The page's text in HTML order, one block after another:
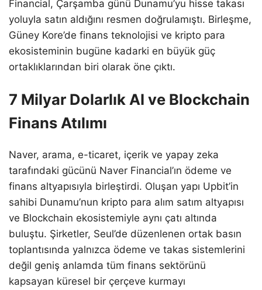
Financial, Çarşamba günü Dunamu’yu hisse takası
yoluyla satın aldığını resmen doğrulamıştı. Birleşme,
Güney Kore’de finans teknolojisi ve kripto para
ekosisteminin bugüne kadarki en büyük güç
ortaklıklarından biri olarak öne çıktı.
7 Milyar Dolarlık AI ve Blockchain
Finans Atılımı
Naver, arama, e-ticaret, içerik ve yapay zeka
tarafındaki gücünü Naver Financial’ın ödeme ve
finans altyapısıyla birleştirdi. Oluşan yapı Upbit’in
sahibi Dunamu’nun kripto para alım satım altyapısı
ve Blockchain ekosistemiyle aynı çatı altında
buluştu. Şirketler, Seul’de düzenlenen ortak basın
toplantısında yalnızca ödeme ve takas sistemlerini
değil geniş anlamda tüm finans sektörünü
kapsayan küresel bir çerçeve kurmayı